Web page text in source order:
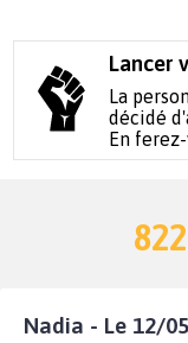
Lancer
La
décidé
En
822
Nadia - Le 12/